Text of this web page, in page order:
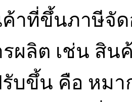
าที่ขึ้นภาษีจั
ผลิต เช่น สิน
บขึ้น คือ หม